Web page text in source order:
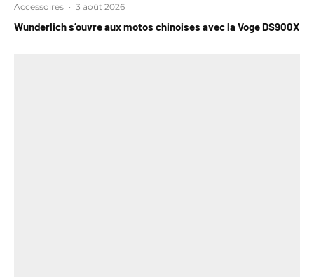
Accessoires · 3 août 2026
Wunderlich s’ouvre aux motos chinoises avec la Voge DS900X